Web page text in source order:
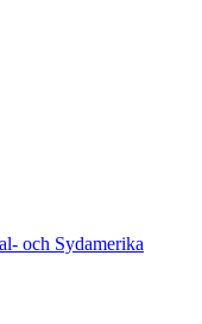
och Sydamerika